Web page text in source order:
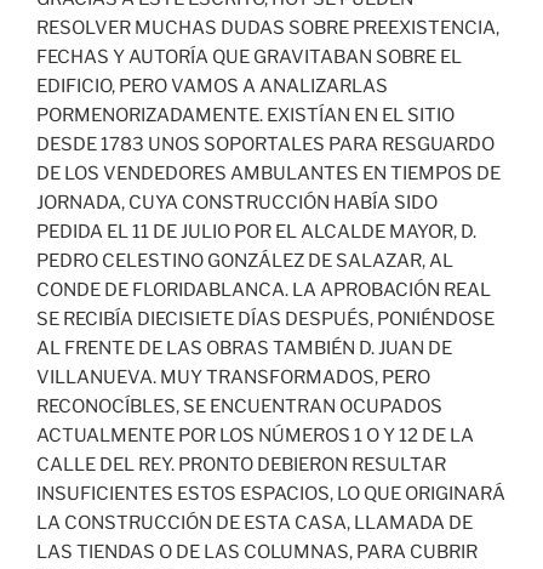
RESOLVER MUCHAS DUDAS SOBRE PREEXISTENCIA,
FECHAS Y AUTORÍA QUE GRAVITABAN SOBRE EL
EDIFICIO, PERO VAMOS A ANALIZARLAS
PORMENORIZADAMENTE. EXISTÍAN EN EL SITIO
DESDE 1783 UNOS SOPORTALES PARA RESGUARDO
DE LOS VENDEDORES AMBULANTES EN TIEMPOS DE
JORNADA, CUYA CONSTRUCCIÓN HABÍA SIDO
PEDIDA EL 11 DE JULIO POR EL ALCALDE MAYOR, D.
PEDRO CELESTINO GONZÁLEZ DE SALAZAR, AL
CONDE DE FLORIDABLANCA. LA APROBACIÓN REAL
SE RECIBÍA DIECISIETE DÍAS DESPUÉS, PONIÉNDOSE
AL FRENTE DE LAS OBRAS TAMBIÉN D. JUAN DE
VILLANUEVA. MUY TRANSFORMADOS, PERO
RECONOCÍBLES, SE ENCUENTRAN OCUPADOS
ACTUALMENTE POR LOS NÚMEROS 1 O Y 12 DE LA
CALLE DEL REY. PRONTO DEBIERON RESULTAR
INSUFICIENTES ESTOS ESPACIOS, LO QUE ORIGINARÁ
LA CONSTRUCCIÓN DE ESTA CASA, LLAMADA DE
LAS TIENDAS O DE LAS COLUMNAS, PARA CUBRIR